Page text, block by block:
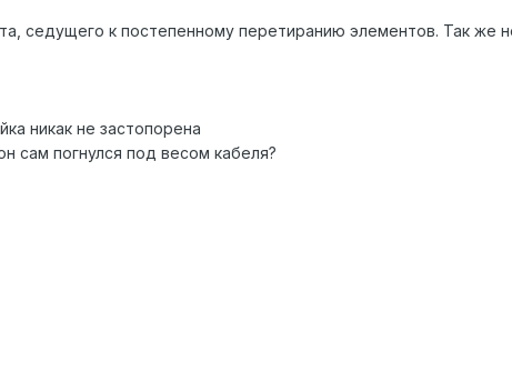
седущего к постепенному перетиранию элементов. Так же
никак не застопорена
сам погнулся под весом кабеля?